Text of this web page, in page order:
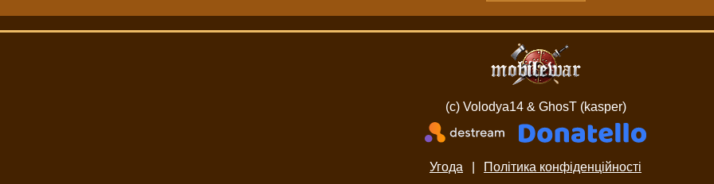
(c) Volodya14 & GhosT (kasper)
Угода Політика конфіденційності